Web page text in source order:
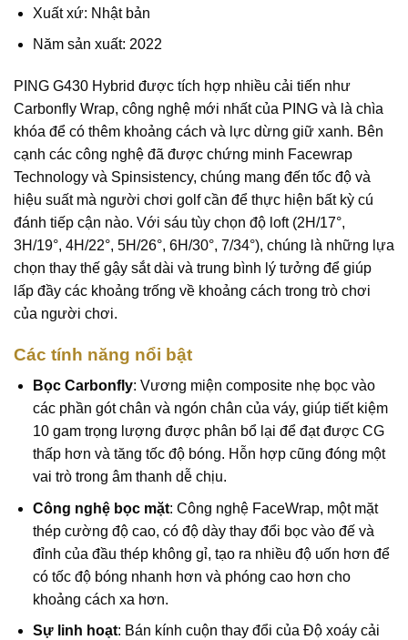
Xuất xứ: Nhật bản
Năm sản xuất: 2022
PING G430 Hybrid được tích hợp nhiều cải tiến như
Carbonfly Wrap, công nghệ mới nhất của PING và là chìa
khóa để có thêm khoảng cách và lực dừng giữ xanh. Bên
cạnh các công nghệ đã được chứng minh Facewrap
Technology và Spinsistency, chúng mang đến tốc độ và
hiệu suất mà người chơi golf cần để thực hiện bất kỳ cú
đánh tiếp cận nào. Với sáu tùy chọn độ loft (2H/17°,
3H/19°, 4H/22°, 5H/26°, 6H/30°, 7/34°), chúng là những lựa
chọn thay thế gậy sắt dài và trung bình lý tưởng để giúp
lấp đầy các khoảng trống về khoảng cách trong trò chơi
của người chơi.
Các tính năng nổi bật
Bọc Carbonfly: Vương miện composite nhẹ bọc vào
các phần gót chân và ngón chân của váy, giúp tiết kiệm
10 gam trọng lượng được phân bổ lại để đạt được CG
thấp hơn và tăng tốc độ bóng. Hỗn hợp cũng đóng một
vai trò trong âm thanh dễ chịu.
Công nghệ bọc mặt: Công nghệ FaceWrap, một mặt
thép cường độ cao, có độ dày thay đổi bọc vào đế và
đỉnh của đầu thép không gỉ, tạo ra nhiều độ uốn hơn để
có tốc độ bóng nhanh hơn và phóng cao hơn cho
khoảng cách xa hơn.
Sự linh hoạt: Bán kính cuộn thay đổi của Độ xoáy cải